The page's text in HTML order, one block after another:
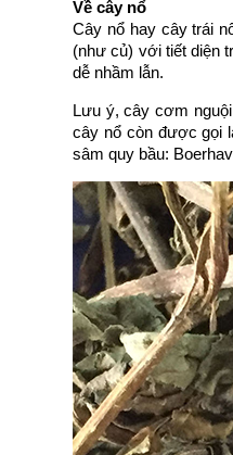
Về cây nổ
Cây nổ hay cây trái
(như củ) với tiết diện
dễ nhầm lẫn.
Lưu ý, cây cơm
cây nổ còn được gọi
sâm quy bầu: